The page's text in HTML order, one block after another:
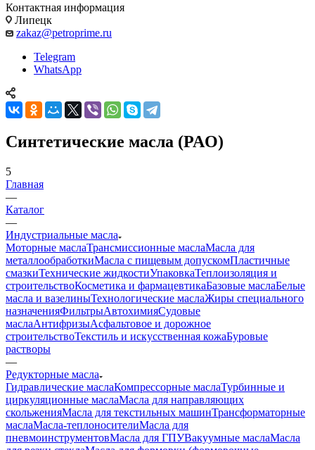
Контактная информация
Липецк
zakaz@petroprime.ru
Telegram
WhatsApp
Синтетические масла (PAO)
5
Главная
—
Каталог
—
Индустриальные масла
Моторные маслаТрансмиссионные маслаМасла для
металлообработкиМасла с пищевым допускомПластичные
смазкиТехнические жидкостиУпаковкаТеплоизоляция и
строительствоКосметика и фармацевтикаБазовые маслаБелые
масла и вазелиныТехнологические маслаЖиры специального
назначенияФильтрыАвтохимияСудовые
маслаАнтифризыАсфальтовое и дорожное
строительствоТекстиль и искусственная кожаБуровые
растворы
—
Редукторные масла
Гидравлические маслаКомпрессорные маслаТурбинные и
циркуляционные маслаМасла для направляющих
скольженияМасла для текстильных машинТрансформаторные
маслаМасла-теплоносителиМасла для
пневмоинструментовМасла для ГПУВакуумные маслаМасла